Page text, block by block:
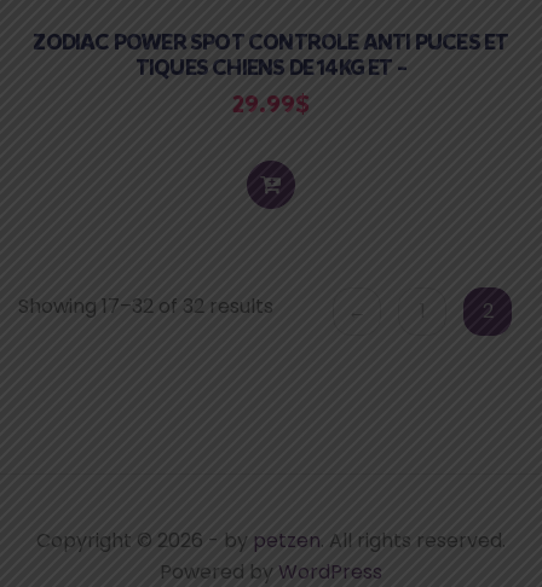
ZODIAC POWER SPOT CONTROLE ANTI PUCES ET
TIQUES CHIENS DE 14KG ET –
29.99$
Showing 17–32 of 32 results ← 1 2
Copyright © 2026 - by petzen. All rights reserved.
Powered by WordPress